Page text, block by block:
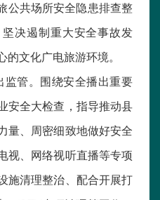
公共场所安全隐患排查整
决遏制重大安全事故发
文化广电旅游环境。
监管。围绕安全播出重要
安全大检查，指导推动县
量、周密细致地做好安全
视、网络视听直播等专项
施清理整治、配合开展打